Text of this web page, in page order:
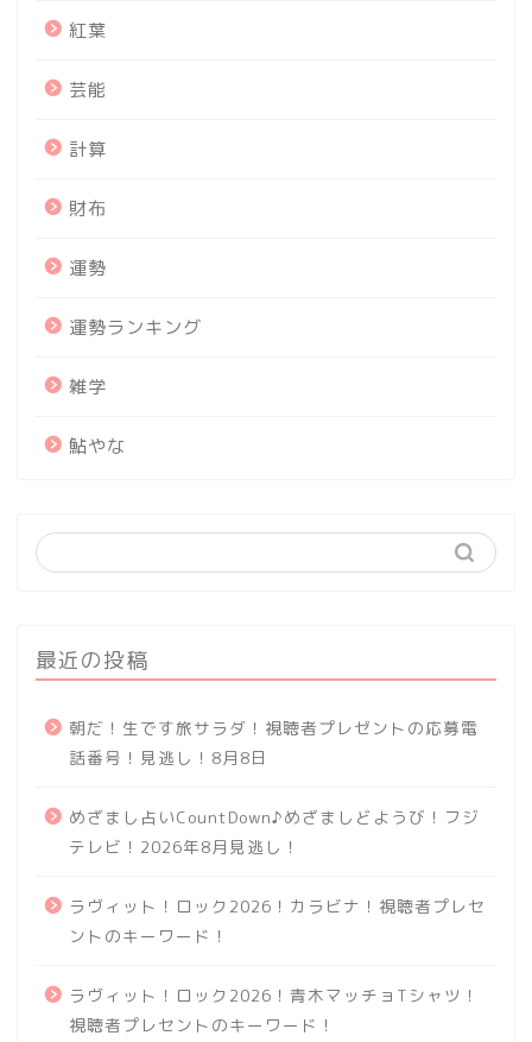
紅葉
芸能
計算
財布
運勢
運勢ランキング
雑学
鮎やな
最近の投稿
朝だ！生です旅サラダ！視聴者プレゼントの応募電
話番号！見逃し！8月8日
めざまし占いCountDown♪めざましどようび！フジ
テレビ！2026年8月見逃し！
ラヴィット！ロック2026！カラビナ！視聴者プレセ
ントのキーワード！
ラヴィット！ロック2026！青木マッチョTシャツ！
視聴者プレセントのキーワード！